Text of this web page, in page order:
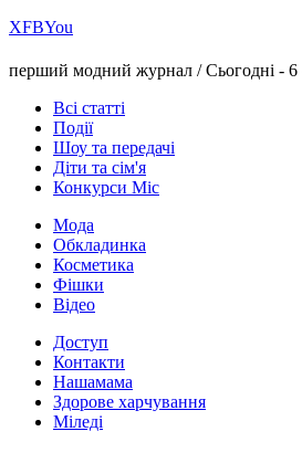
ХFBYou
перший модний журнал /Сьогодні -
Всі статті
Події
Шоу та передачі
Діти та сім'я
Конкурси Міс
Мода
Обкладинка
Косметика
Фішки
Відео
Доступ
Контакти
Нашамама
Здорове харчування
Міледі